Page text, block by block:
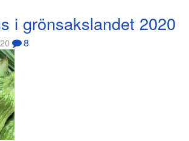
i grönsakslandet 2020
8